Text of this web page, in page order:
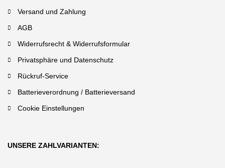
Versand und Zahlung
AGB
Widerrufsrecht & Widerrufsformular
Privatsphäre und Datenschutz
Rückruf-Service
Batterieverordnung / Batterieversand
Cookie Einstellungen
UNSERE ZAHLVARIANTEN: